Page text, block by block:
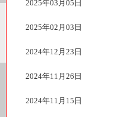
2025年03月05日
2025年02月03日
2024年12月23日
2024年11月26日
2024年11月15日